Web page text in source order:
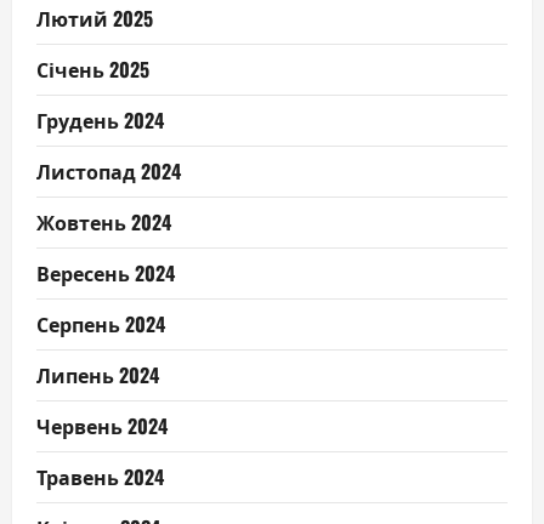
Лютий 2025
Січень 2025
Грудень 2024
Листопад 2024
Жовтень 2024
Вересень 2024
Серпень 2024
Липень 2024
Червень 2024
Травень 2024